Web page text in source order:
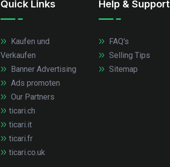
Quick Links
Kaufen und
Verkaufen
Banner Advertising
Ads promoten
Our Partners
ticari.ch
ticari.it
ticari.fr
ticari.co.uk
Help & Support
FAQ's
Selling Tips
Sitemap